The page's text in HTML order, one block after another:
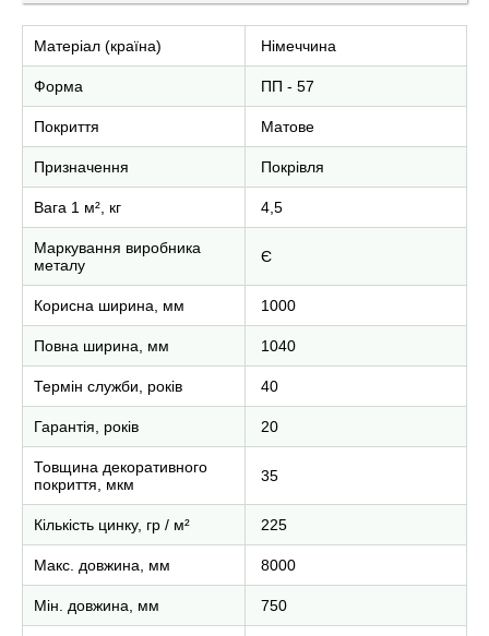
Матеріал (країна) Німеччина
Форма ПП - 57
Покриття Матове
Призначення Покрівля
Вага 1 м², кг 4,5
Маркування виробника
металу
Є
Корисна ширина, мм 1000
Повна ширина, мм 1040
Термін служби, років 40
Гарантія, років 20
Товщина декоративного
покриття, мкм
35
Кількість цинку, гр / м² 225
Макс. довжина, мм 8000
Мін. довжина, мм 750